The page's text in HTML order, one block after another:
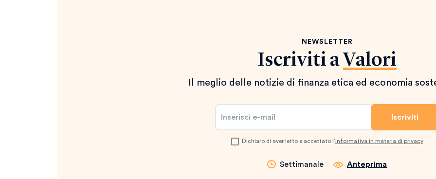
NEWSLETTER
Iscriviti a Valori
Il meglio delle notizie di finanza etica ed economia
Dichiaro di aver letto e accettato l’informativa in materia di privacy
Settimanale Anteprima